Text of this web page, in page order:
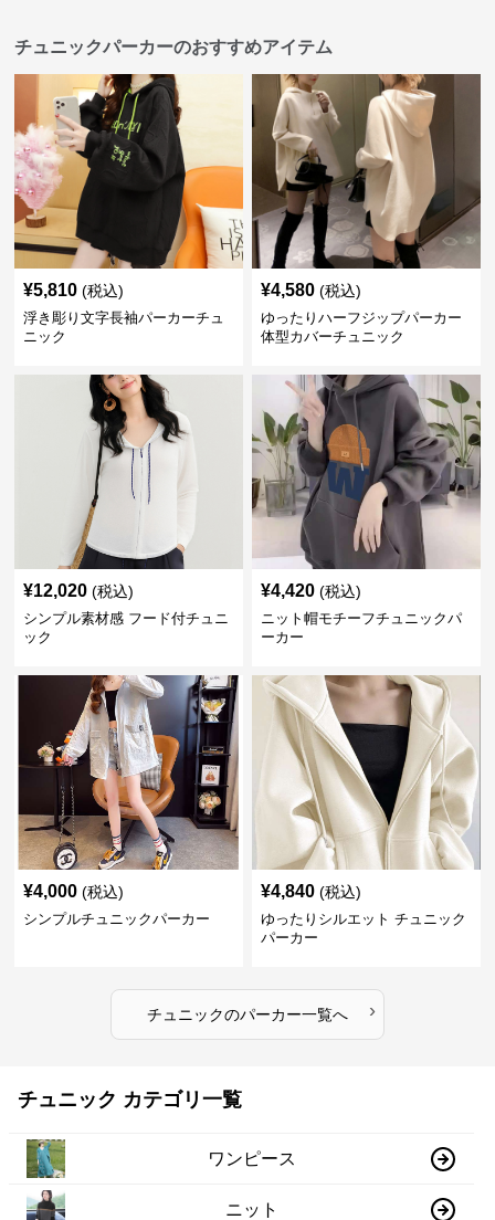
チュニックパーカーのおすすめアイテム
¥5,810 (税込)
浮き彫り文字長袖パーカーチュ
ニック
¥4,580 (税込)
ゆったりハーフジップパーカー
体型カバーチュニック
¥12,020 (税込)
シンプル素材感 フード付チュニ
ック
¥4,420 (税込)
ニット帽モチーフチュニックパ
ーカー
¥4,000 (税込)
シンプルチュニックパーカー
¥4,840 (税込)
ゆったりシルエット チュニック
パーカー
チュニックのパーカー一覧へ ›
チュニック カテゴリ一覧
ワンピース
ニット